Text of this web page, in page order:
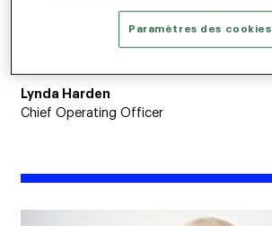
Lynda Harden
Chief Operating Officer
Paramètres des cookies